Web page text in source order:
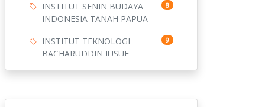
INSTITUT SENIN BUDAYA
INDONESIA TANAH PAPUA
8
INSTITUT TEKNOLOGI
BACHARUDDIN JUSUF
9
BANDUNG